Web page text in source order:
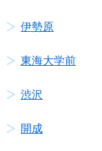
伊勢原
東海大学前
渋沢
開成